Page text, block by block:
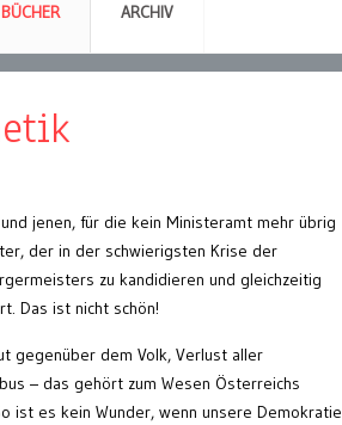
BÜCHER ARCHIV
jenen, für die kein Ministeramt mehr übrig
der in der schwierigsten Krise der
zu kandidieren und gleichzeitig
Das ist nicht schön!
gegenüber dem Volk, Verlust aller
– das gehört zum Wesen Österreichs
ist es kein Wunder, wenn unsere Demokratie